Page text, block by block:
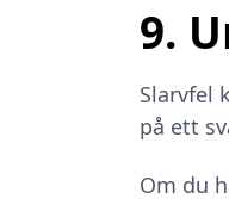
9.
Slarvfel
på ett
Om du